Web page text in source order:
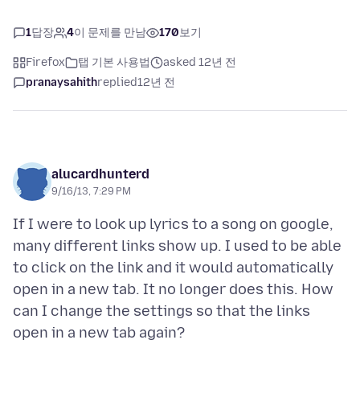
1답장 4이 문제를 만남 170보기
Firefox 탭 기본 사용법
asked 12년 전
pranaysahithreplied12년 전
alucardhunterd
9/16/13, 7:29 PM
If I were to look up lyrics to a song on google,
many different links show up. I used to be able
to click on the link and it would automatically
open in a new tab. It no longer does this. How
can I change the settings so that the links